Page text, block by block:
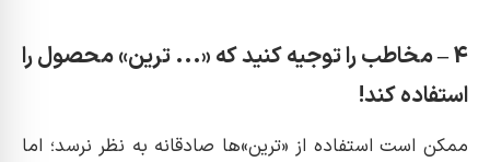
4 – مخاطب را توجیه کنید که «... ترین» محصول را
استفاده کند!
ممکن است استفاده از «ترین»ها صادقانه به نظر نرسد؛ اما